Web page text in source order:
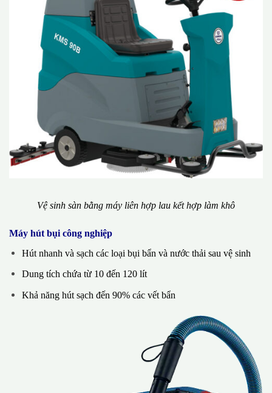
Vệ sinh sàn bằng máy liên hợp lau kết hợp làm khô
Máy hút bụi công nghiệp
Hút nhanh và sạch các loại bụi bẩn và nước thải sau vệ sinh
Dung tích chứa từ 10 đến 120 lít
Khả năng hút sạch đến 90% các vết bẩn